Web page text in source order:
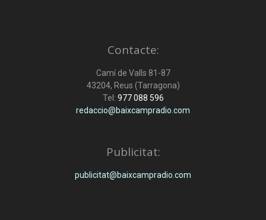
Contacte:
Camí de Valls 81-87
43204, Reus (Tarragona)
Tel: 977 088 596
redaccio@baixcampradio.com
Publicitat:
publicitat@baixcampradio.com